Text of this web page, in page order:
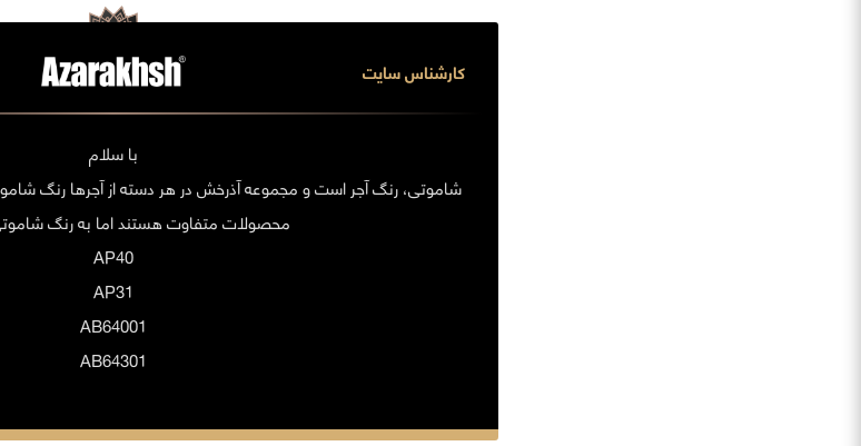
کارشناس سایت
با سلام
شاموتی، رنگ آجر است و مجموعه آذرخش در هر دسته از آجرها رنگ
محصولات متفاوت هستند اما به رنگ
AP40
AP31
AB64001
AB64301